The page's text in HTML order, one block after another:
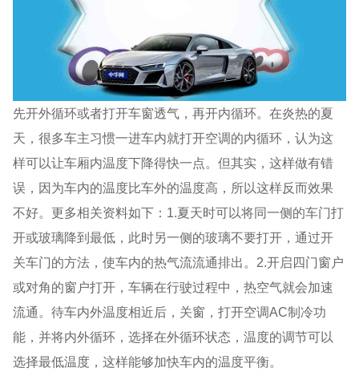
先开外循环或者打开车窗透气，再开内循环。在炎热的夏
天，很多车主习惯一进车内就打开空调的内循环，认为这
样可以让车厢内温度下降得快一点。但其实，这样做有错
误，因为车内的温度比车外的温度高，所以这样反而效果
不好。更多相关资料如下：1.夏天时可以将同一侧的车门打
开或玻璃降到最低，此时另一侧的玻璃不要打开，通过开
关车门的方法，使车内的热气流流通排出。2.开启四门窗户
或对角的窗户打开，车辆在行驶过程中，热空气就会加速
流通。待车内外温度相近后，关窗，打开空调AC制冷功
能，并将内外循环，选择在外循环状态，温度的调节可以
选择最低温度，这样能够加快车内的温度平衡。